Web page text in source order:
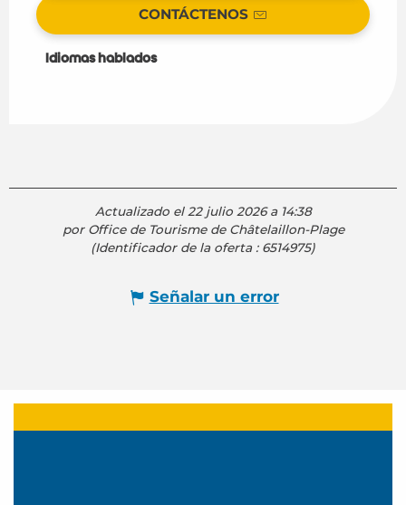
CONTÁCTENOS
Idiomas hablados
Idiomas hablados
Actualizado el 22 julio 2026 a 14:38
por Office de Tourisme de Châtelaillon-Plage
(Identificador de la oferta : 6514975)
Señalar un error